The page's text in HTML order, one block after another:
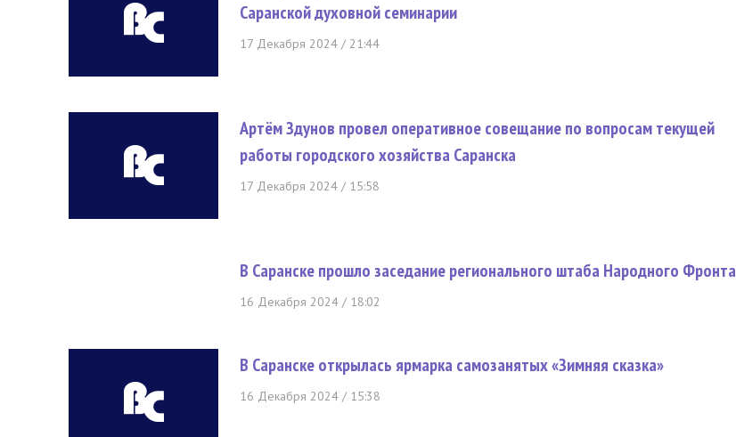
Саранской духовной семинарии
17 Декабря 2024 / 21:44
Артём Здунов провел оперативное совещание по вопросам текущей
работы городского хозяйства Саранска
17 Декабря 2024 / 15:58
В Саранске прошло заседание регионального штаба Народного Фронта
16 Декабря 2024 / 18:02
В Саранске открылась ярмарка самозанятых «Зимняя сказка»
16 Декабря 2024 / 15:38